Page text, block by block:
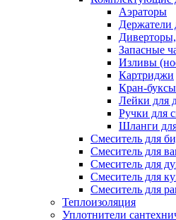
Аэраторы
Держатели
Запасные
Изливы
Картриджи
Кран-буксы
Лейки для
Ручки для
Шланги
Смеситель для
Смеситель для
Смеситель для
Смеситель для
Смеситель для
Теплоизоляция
Уплотнители